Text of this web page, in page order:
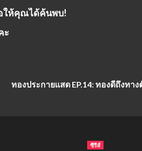
ให้คุณได้ค้นพบ!
ะ
ทองประกายแสด EP.14: ทองดีถึงทา
ซีรีส์